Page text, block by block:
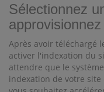
Sélectionnez
Après avoir téléchargé
activer l'indexation du
attendre que le
indexation de votre site